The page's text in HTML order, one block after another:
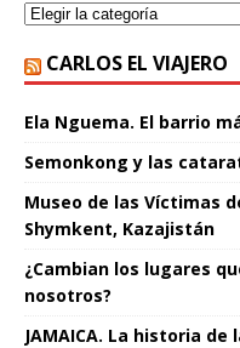
CARLOS EL VIAJERO
Ela Nguema. El barrio
Semonkong y las
Museo de las Víctimas
Shymkent, Kazajistán
¿Cambian los lugares
nosotros?
JAMAICA. La historia